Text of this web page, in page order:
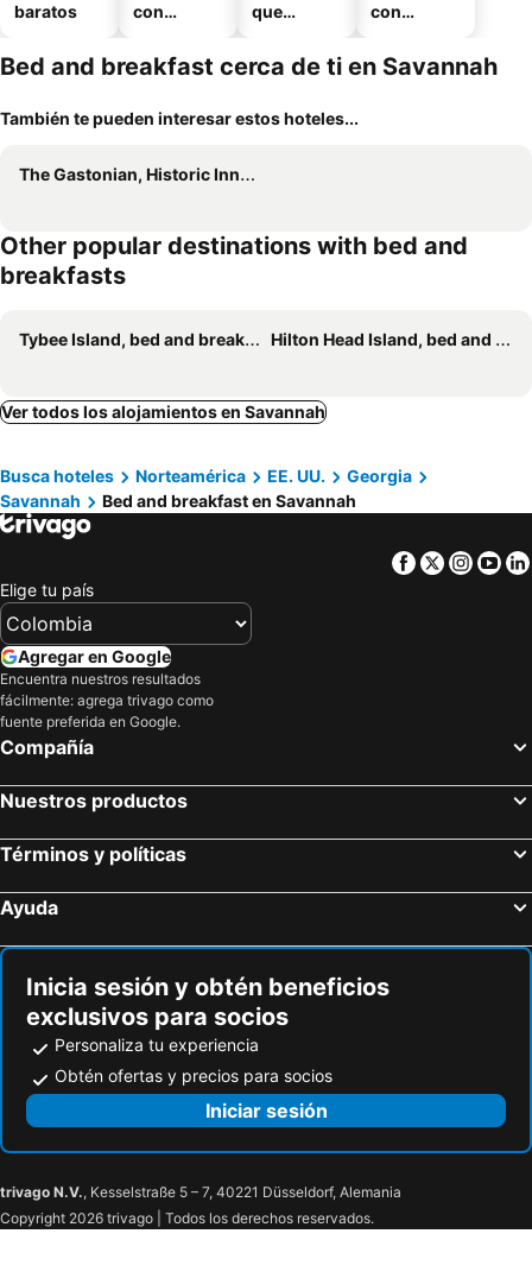
baratos
con
que
mascotas
con
miento
Bed and breakfast cerca de ti en Savannah
También te pueden interesar estos hoteles...
The Gastonian, Historic Inns of Savannah Collection
Other popular destinations with bed and
breakfasts
Tybee Island, bed and breakfasts Hilton Head Island, bed and breakfasts
Ver todos los alojamientos en Savannah
Busca hoteles Norteamérica EE. UU.
Georgia
Savannah
Bed and breakfast en Savannah
Facebook
Twitter
Elige tu país
Agregar en Google
Encuentra nuestros resultados
fácilmente: agrega trivago como
fuente preferida en Google.
Compañía
Nuestros productos
Términos y políticas
Ayuda
Inicia sesión y obtén beneficios
exclusivos para socios
Personaliza tu experiencia
Obtén ofertas y precios para socios
Iniciar sesión
trivago N.V., Kesselstraße 5 – 7, 40221 Düsseldorf, Alemania
Copyright 2026 trivago | Todos los derechos reservados.